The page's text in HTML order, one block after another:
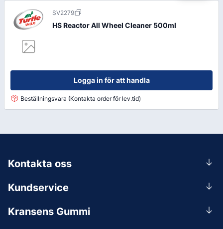
SV2279
HS Reactor All Wheel Cleaner 500ml
Logga in för att handla
Beställningsvara (Kontakta order för lev.tid)
Kundservice
Kransens Gummi
Kontakta oss
0156-409 00
Mån-Tors 07.30-16:30, Fre 07.30-15.00.
Lunchstängt 12:00-12:30